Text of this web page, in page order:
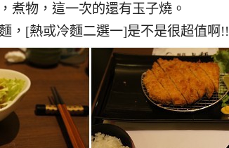
煮物，這一次的還有玉子燒。
，[熱或冷麵二選一]是不是很超值啊!!